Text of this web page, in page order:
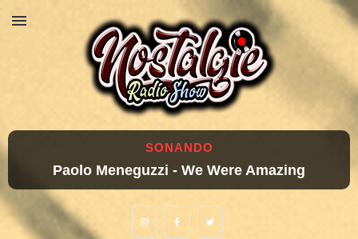
SONANDO
Paolo Meneguzzi - We Were Amazing